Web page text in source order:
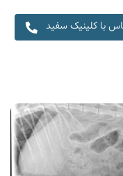
با کلینیک سفید